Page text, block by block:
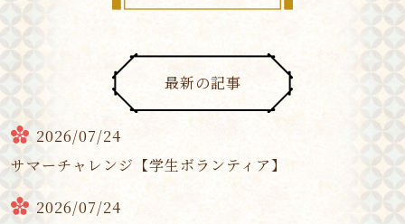
最新の記事
2026/07/24
サマーチャレンジ【学生ボランティア】
2026/07/24